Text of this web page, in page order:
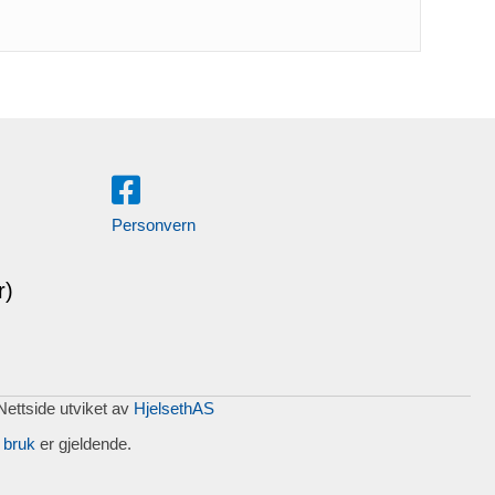
Personvern
utviket av HjelsethAS
er gjeldende.